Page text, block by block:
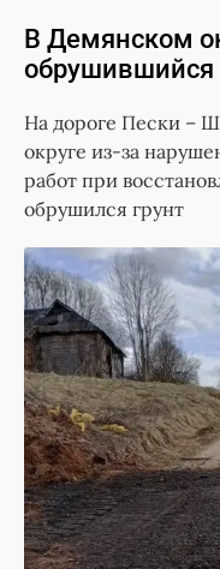
В Демянском
обрушившийся
На дороге Пески –
округе из-за
работ при
обрушился грунт